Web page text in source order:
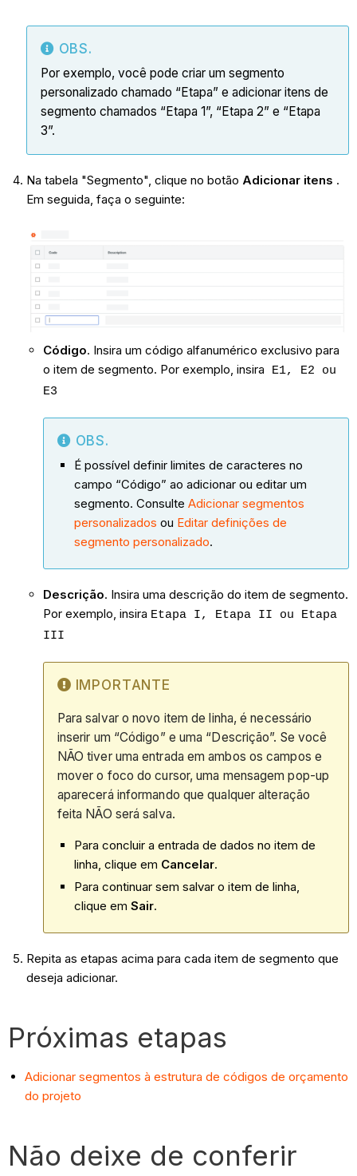
OBS.
Por exemplo, você pode criar um segmento
personalizado chamado “Etapa” e adicionar itens de
segmento chamados “Etapa 1”, “Etapa 2” e “Etapa
3”.
Na tabela "Segmento", clique no botão Adicionar itens .
Em seguida, faça o seguinte:
Código. Insira um código alfanumérico exclusivo para
o item de segmento. Por exemplo, insira E1, E2 ou
E3
OBS.
É possível definir limites de caracteres no
campo “Código” ao adicionar ou editar um
segmento. Consulte Adicionar segmentos
personalizados ou Editar definições de
segmento personalizado.
Descrição. Insira uma descrição do item de segmento.
Por exemplo, insira Etapa I, Etapa II ou Etapa
III
IMPORTANTE
Para salvar o novo item de linha, é necessário
inserir um “Código” e uma “Descrição”. Se você
NÃO tiver uma entrada em ambos os campos e
mover o foco do cursor, uma mensagem pop-up
aparecerá informando que qualquer alteração
feita NÃO será salva.
Para concluir a entrada de dados no item de
linha, clique em Cancelar.
Para continuar sem salvar o item de linha,
clique em Sair.
Repita as etapas acima para cada item de segmento que
deseja adicionar.
Próximas etapas
Adicionar segmentos à estrutura de códigos de orçamento
do projeto
Não deixe de conferir